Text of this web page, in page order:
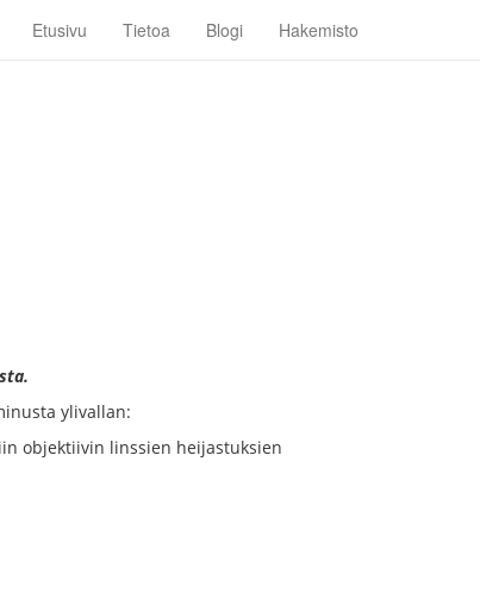
Etusivu Tietoa Blogi Hakemisto
ylivallan:
objektiivin linssien heijastuksien